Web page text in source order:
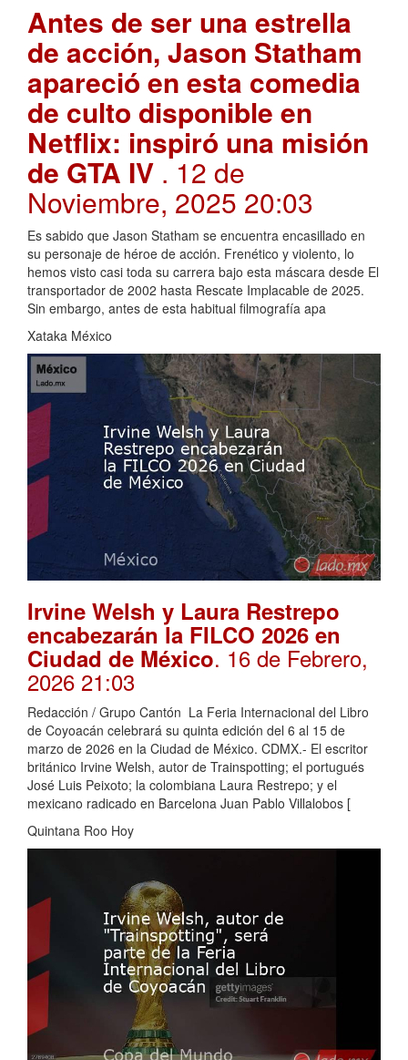
Antes de ser una estrella
de acción, Jason Statham
apareció en esta comedia
de culto disponible en
Netflix: inspiró una misión
de GTA IV . 12 de
Noviembre, 2025 20:03
Es sabido que Jason Statham se encuentra encasillado en
su personaje de héroe de acción. Frenético y violento, lo
hemos visto casi toda su carrera bajo esta máscara desde El
transportador de 2002 hasta Rescate Implacable de 2025.
Sin embargo, antes de esta habitual filmografía apa
Xataka México
Irvine Welsh y Laura Restrepo
encabezarán la FILCO 2026 en
Ciudad de México. 16 de Febrero,
2026 21:03
Redacción / Grupo Cantón La Feria Internacional del Libro
de Coyoacán celebrará su quinta edición del 6 al 15 de
marzo de 2026 en la Ciudad de México. CDMX.- El escritor
británico Irvine Welsh, autor de Trainspotting; el portugués
José Luis Peixoto; la colombiana Laura Restrepo; y el
mexicano radicado en Barcelona Juan Pablo Villalobos [
Quintana Roo Hoy